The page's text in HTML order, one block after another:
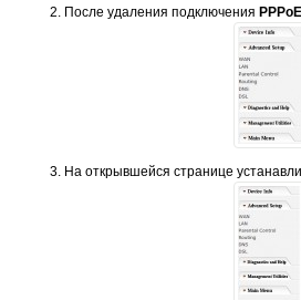
После удаления подключения PPPoE
На открывшейся странице